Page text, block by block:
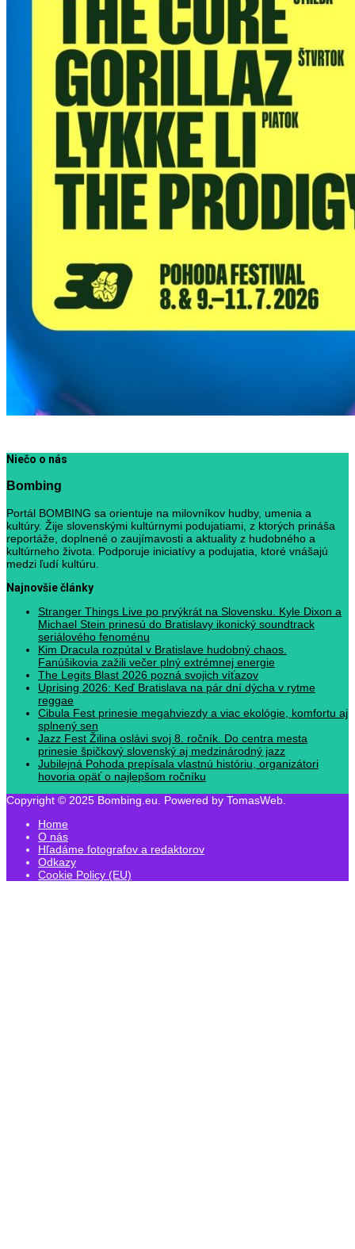
Niečo o nás
Bombing
Portál BOMBING sa orientuje na milovníkov hudby, umenia a
kultúry. Žije slovenskými kultúrnymi podujatiami, z ktorých prináša
reportáže, doplnené o zaujímavosti a aktuality z hudobného a
kultúrneho života. Podporuje iniciatívy a podujatia, ktoré vnášajú
medzi ľudí kultúru.
Najnovšie články
Stranger Things Live po prvýkrát na Slovensku. Kyle Dixon a
Michael Stein prinesú do Bratislavy ikonický soundtrack
seriálového fenoménu
Kim Dracula rozpútal v Bratislave hudobný chaos.
Fanúšikovia zažili večer plný extrémnej energie
The Legits Blast 2026 pozná svojich víťazov
Uprising 2026: Keď Bratislava na pár dní dýcha v rytme
reggae
Cibula Fest prinesie megahviezdy a viac ekológie, komfortu aj
splnený sen
Jazz Fest Žilina oslávi svoj 8. ročník. Do centra mesta
prinesie špičkový slovenský aj medzinárodný jazz
Jubilejná Pohoda prepísala vlastnú históriu, organizátori
hovoria opäť o najlepšom ročníku
Copyright © 2025 Bombing.eu. Powered by TomasWeb.
Home
O nás
Hľadáme fotografov a redaktorov
Odkazy
Cookie Policy (EU)